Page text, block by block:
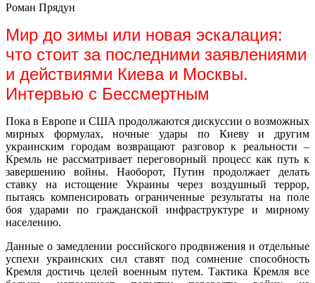
Роман Прядун
Мир до зимы или новая эскалация:
что стоит за последними заявлениями
и действиями Киева и Москвы.
Интервью с Бессмертным
Пока в Европе и США продолжаются дискуссии о возможных
мирных формулах, ночные удары по Киеву и другим
украинским городам возвращают разговор к реальности –
Кремль не рассматривает переговорный процесс как путь к
завершению войны. Наоборот, Путин продолжает делать
ставку на истощение Украины через воздушный террор,
пытаясь компенсировать ограниченные результаты на поле
боя ударами по гражданской инфраструктуре и мирному
населению.
Данные о замедлении российского продвижения и отдельные
успехи украинских сил ставят под сомнение способность
Кремля достичь целей военным путем. Тактика Кремля все